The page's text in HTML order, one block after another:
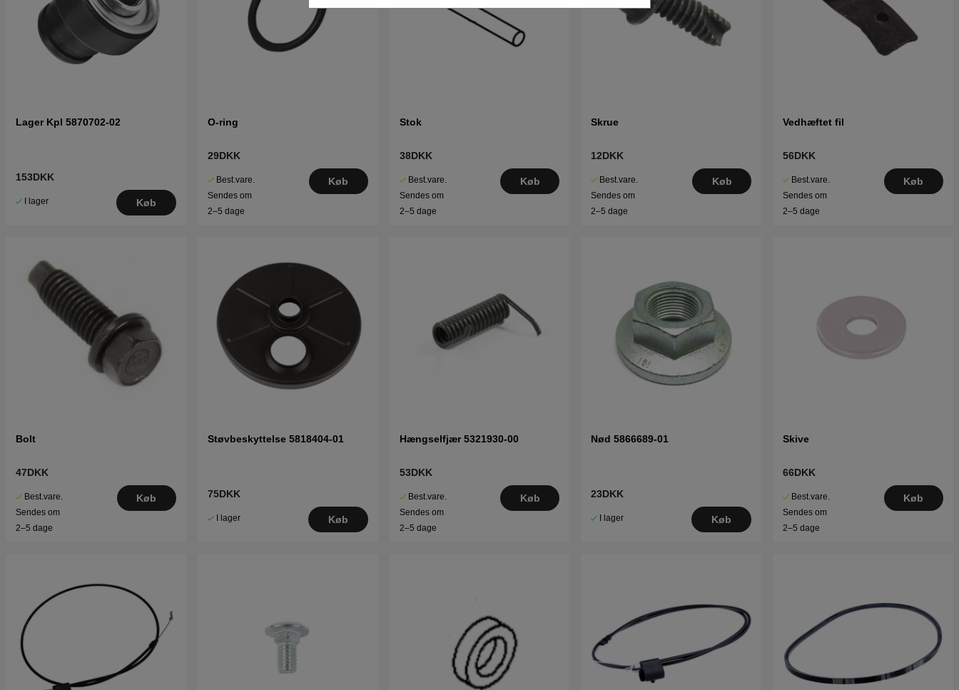
Lager Kpl 5870702-02
153DKK
I lager Køb
O-ring
29DKK
Best.vare.
Sendes om
2–5 dage
Køb
Stok
38DKK
Best.vare.
Sendes om
2–5 dage
Køb
Skrue
12DKK
Best.vare.
Sendes om
2–5 dage
Køb
Vedhæftet fil
56DKK
Best.vare.
Sendes om
2–5 dage
Køb
Bolt
47DKK
Best.vare.
Sendes om
2–5 dage
Køb
Støvbeskyttelse 5818404-01
75DKK
I lager Køb
Hængselfjær 5321930-00
53DKK
Best.vare.
Sendes om
2–5 dage
Køb
Nød 5866689-01
23DKK
I lager Køb
Skive
66DKK
Best.vare.
Sendes om
2–5 dage
Køb